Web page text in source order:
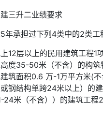
三升二业绩要求
年承担过下列4类中的2类
12层以上的民用建筑工程1
度35-50米（不含）的构筑
筑面积0.6 万-1万平方米(
钢结构单跨24米以上）的
24米（不含））的建筑工程2